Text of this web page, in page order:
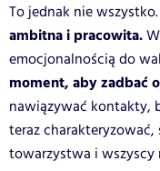
To jednak nie wszystko.
ambitna i pracowita.
emocjonalnością do
moment, aby zadbać
nawiązywać kontakty,
teraz charakteryzować,
towarzystwa i wszyscy